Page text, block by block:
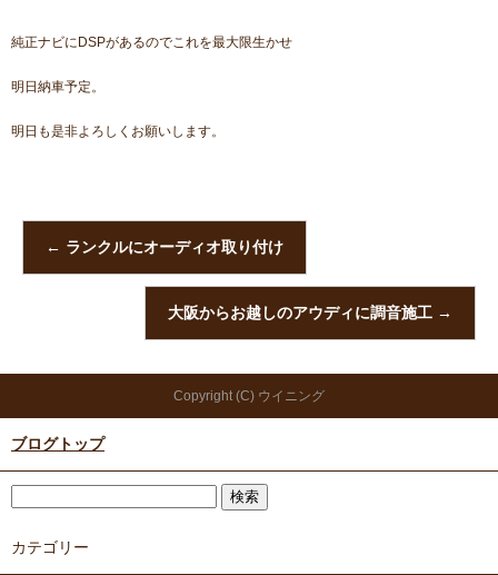
純正ナビにDSPがあるのでこれを最大限生かせ
明日納車予定。
明日も是非よろしくお願いします。
← ランクルにオーディオ取り付け
大阪からお越しのアウディに調音施工 →
Copyright (C) ウイニング
ブログトップ
カテゴリー